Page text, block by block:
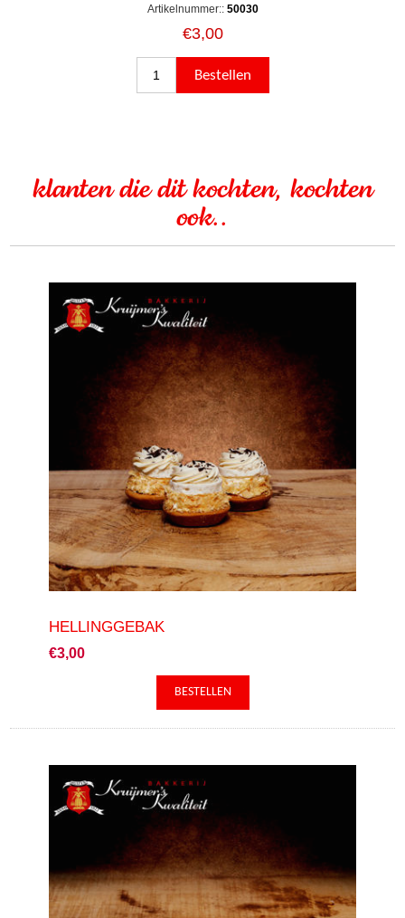
Artikelnummer:: 50030
€3,00
klanten die dit kochten, kochten
ook..
HELLINGGEBAK
€3,00